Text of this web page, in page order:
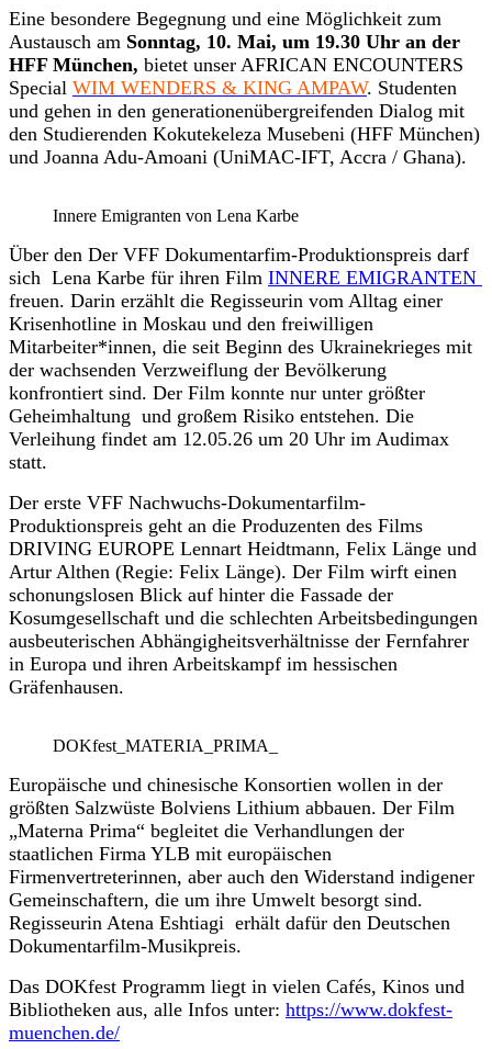
Eine besondere Begegnung und eine Möglichkeit zum
Austausch am Sonntag, 10. Mai, um 19.30 Uhr an der
HFF München, bietet unser AFRICAN ENCOUNTERS
Special WIM WENDERS & KING AMPAW. Studenten
und gehen in den generationenübergreifenden Dialog mit
den Studierenden Kokutekeleza Musebeni (HFF München)
und Joanna Adu-Amoani (UniMAC-IFT, Accra / Ghana).
Innere Emigranten von Lena Karbe
Über den Der VFF Dokumentarfim-Produktionspreis darf
sich Lena Karbe für ihren Film INNERE EMIGRANTEN
freuen. Darin erzählt die Regisseurin vom Alltag einer
Krisenhotline in Moskau und den freiwilligen
Mitarbeiter*innen, die seit Beginn des Ukrainekrieges mit
der wachsenden Verzweiflung der Bevölkerung
konfrontiert sind. Der Film konnte nur unter größter
Geheimhaltung und großem Risiko entstehen. Die
Verleihung findet am 12.05.26 um 20 Uhr im Audimax
statt.
Der erste VFF Nachwuchs-Dokumentarfilm-
Produktionspreis geht an die Produzenten des Films
DRIVING EUROPE Lennart Heidtmann, Felix Länge und
Artur Althen (Regie: Felix Länge). Der Film wirft einen
schonungslosen Blick auf hinter die Fassade der
Kosumgesellschaft und die schlechten Arbeitsbedingungen
ausbeuterischen Abhängigheitsverhältnisse der Fernfahrer
in Europa und ihren Arbeitskampf im hessischen
Gräfenhausen.
DOKfest_MATERIA_PRIMA_
Europäische und chinesische Konsortien wollen in der
größten Salzwüste Bolviens Lithium abbauen. Der Film
„Materna Prima“ begleitet die Verhandlungen der
staatlichen Firma YLB mit europäischen
Firmenvertreterinnen, aber auch den Widerstand indigener
Gemeinschaftern, die um ihre Umwelt besorgt sind.
Regisseurin Atena Eshtiagi erhält dafür den Deutschen
Dokumentarfilm-Musikpreis.
Das DOKfest Programm liegt in vielen Cafés, Kinos und
Bibliotheken aus, alle Infos unter: https://www.dokfest-
muenchen.de/